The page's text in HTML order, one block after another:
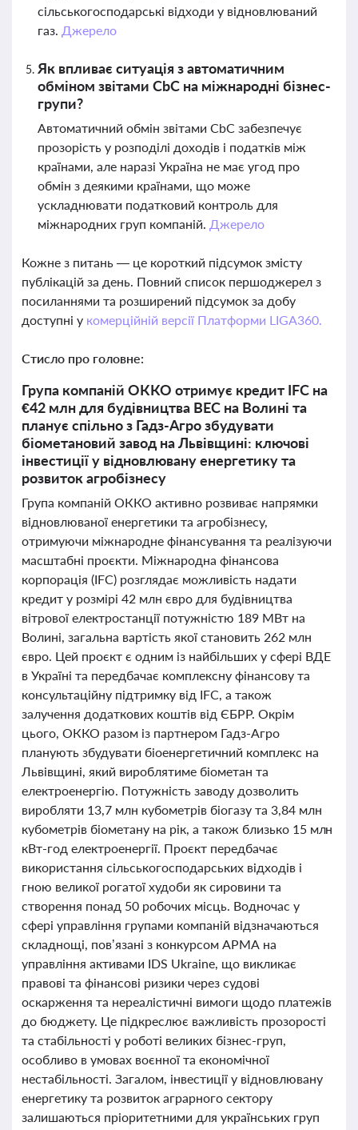
сільськогосподарські відходи у відновлюваний
газ. Джерело
Як впливає ситуація з автоматичним
обміном звітами CbC на міжнародні бізнес-
групи?
Автоматичний обмін звітами CbC забезпечує
прозорість у розподілі доходів і податків між
країнами, але наразі Україна не має угод про
обмін з деякими країнами, що може
ускладнювати податковий контроль для
міжнародних груп компаній. Джерело
Кожне з питань — це короткий підсумок змісту
публікацій за день. Повний список першоджерел з
посиланнями та розширений підсумок за добу
доступні у комерційній версії Платформи LIGA360.
Стисло про головне:
Група компаній ОККО отримує кредит IFC на
€42 млн для будівництва ВЕС на Волині та
планує спільно з Гадз-Агро збудувати
біометановий завод на Львівщині: ключові
інвестиції у відновлювану енергетику та
розвиток агробізнесу
Група компаній ОККО активно розвиває напрямки
відновлюваної енергетики та агробізнесу,
отримуючи міжнародне фінансування та реалізуючи
масштабні проєкти. Міжнародна фінансова
корпорація (IFC) розглядає можливість надати
кредит у розмірі 42 млн євро для будівництва
вітрової електростанції потужністю 189 МВт на
Волині, загальна вартість якої становить 262 млн
євро. Цей проєкт є одним із найбільших у сфері ВДЕ
в Україні та передбачає комплексну фінансову та
консультаційну підтримку від IFC, а також
залучення додаткових коштів від ЄБРР. Окрім
цього, ОККО разом із партнером Гадз-Агро
планують збудувати біоенергетичний комплекс на
Львівщині, який вироблятиме біометан та
електроенергію. Потужність заводу дозволить
виробляти 13,7 млн кубометрів біогазу та 3,84 млн
кубометрів біометану на рік, а також близько 15 млн
кВт-год електроенергії. Проєкт передбачає
використання сільськогосподарських відходів і
гною великої рогатої худоби як сировини та
створення понад 50 робочих місць. Водночас у
сфері управління групами компаній відзначаються
складнощі, пов’язані з конкурсом АРМА на
управління активами IDS Ukraine, що викликає
правові та фінансові ризики через судові
оскарження та нереалістичні вимоги щодо платежів
до бюджету. Це підкреслює важливість прозорості
та стабільності у роботі великих бізнес-груп,
особливо в умовах воєнної та економічної
нестабільності. Загалом, інвестиції у відновлювану
енергетику та розвиток аграрного сектору
залишаються пріоритетними для українських груп